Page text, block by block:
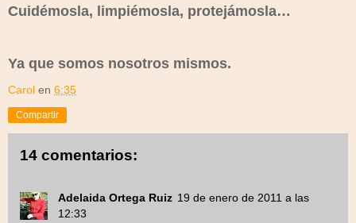
Cuidémosla, limpiémosla, protejámosla…
Ya que somos nosotros mismos.
Carol en 6:35
Compartir
14 comentarios:
Adelaida Ortega Ruiz 19 de enero de 2011 a las
12:33